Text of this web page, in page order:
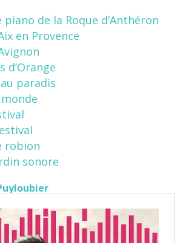
de la Roque d’Anthéron
en Provence
d’Orange
paradis
robion
sonore